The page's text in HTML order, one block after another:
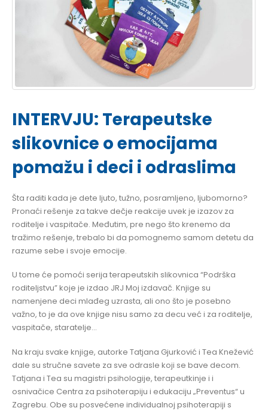
INTERVJU: Terapeutske
slikovnice o emocijama
pomažu i deci i odraslima
Šta raditi kada je dete ljuto, tužno, posramljeno, ljubomorno?
Pronaći rešenje za takve dečje reakcije uvek je izazov za
roditelje i vaspitače. Međutim, pre nego što krenemo da
tražimo rešenje, trebalo bi da pomognemo samom detetu da
razume sebe i svoje emocije.
U tome će pomoći serija terapeutskih slikovnica “Podrška
roditeljstvu” koje je izdao JRJ Moj izdavač. Knjige su
namenjene deci mlađeg uzrasta, ali ono što je posebno
važno, to je da ove knjige nisu samo za decu već i za roditelje,
vaspitače, staratelje…
Na kraju svake knjige, autorke Tatjana Gjurković i Tea Knežević
dale su stručne savete za sve odrasle koji se bave decom.
Tatjana i Tea su magistri psihologije, terapeutkinje i i
osnivačice Centra za psihoterapiju i edukaciju „Preventus“ u
Zagrebu. Obe su posvećene individualnoj psihoterapiji s